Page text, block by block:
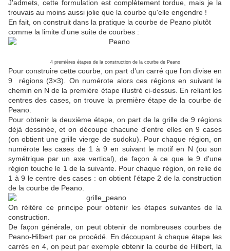
J'admets, cette formulation est complètement tordue, mais je la
trouvais au moins aussi jolie que la courbe qu'elle engendre !
En fait, on construit dans la pratique la courbe de Peano plutôt
comme la limite d'une suite de courbes :
4 premières étapes de la construction de la courbe de Peano
Pour construire cette courbe, on part d'un carré que l'on divise en
9 régions (3×3). On numérote alors ces régions en suivant le
chemin en N de la première étape illustré ci-dessus. En reliant les
centres des cases, on trouve la première étape de la courbe de
Peano.
Pour obtenir la deuxième étape, on part de la grille de 9 régions
déjà dessinée, et on découpe chacune d'entre elles en 9 cases
(on obtient une grille vierge de sudoku). Pour chaque région, on
numérote les cases de 1 à 9 en suivant le motif en N (ou son
symétrique par un axe vertical), de façon à ce que le 9 d'une
région touche le 1 de la suivante. Pour chaque région, on relie de
1 à 9 le centre des cases : on obtient l'étape 2 de la construction
de la courbe de Peano.
On réitère ce principe pour obtenir les étapes suivantes de la
construction.
De façon générale, on peut obtenir de nombreuses courbes de
Peano-Hilbert par ce procédé. En découpant à chaque étape les
carrés en 4, on peut par exemple obtenir la courbe de Hilbert, la